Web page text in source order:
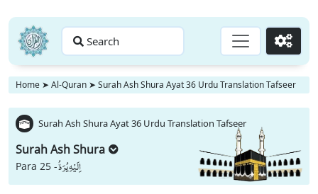
Search Go
Home ➤ Al-Quran ➤ Surah Ash Shura Ayat 36 Urdu Translation Tafseer
Surah Ash Shura Ayat 36 Urdu Translation Tafseer
Surah Ash Shura
Para 25 -اِلَیْهِ یُرَدُّ